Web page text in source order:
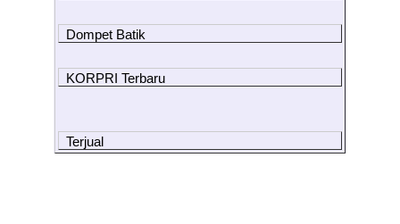
Dompet Batik
KORPRI Terbaru
Terjual